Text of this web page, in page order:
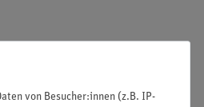
von Besucher:innen (z.B. IP-